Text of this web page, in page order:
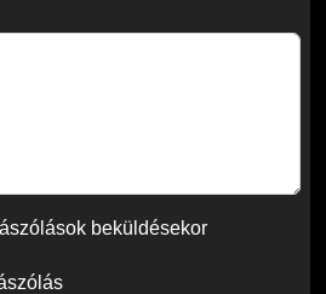
beküldésekor